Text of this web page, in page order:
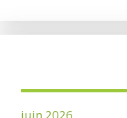
juin 2026